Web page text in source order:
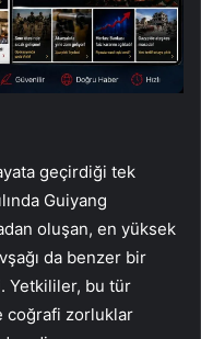
geçirdiği tek
Guiyang
oluşan, en yüksek
da benzer bir
Yetkililer, bu tür
coğrafi zorluklar